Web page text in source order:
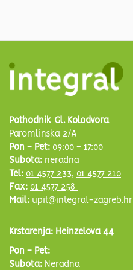
Pothodnik Gl. Kolodvora
Paromlinska 2/A
Pon - Pet: 09:00 - 17:00
Subota: neradna
Tel: 01 4577 233, 01 4577 210
Fax: 01 4577 258
Mail: upit@integral-zagreb.hr
Krstarenja: Heinzelova 44
Pon - Pet:
Subota: Neradna